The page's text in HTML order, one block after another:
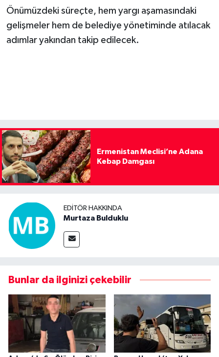
Önümüzdeki süreçte, hem yargı aşamasındaki
gelişmeler hem de belediye yönetiminde atılacak
adımlar yakından takip edilecek.
Ermenistan Meclisi’ne Adana
Kebap Damgası
EDITÖR HAKKINDA
Murtaza Bulduklu
Bunlar da ilginizi çekebilir